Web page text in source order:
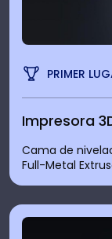
PRIMER
Impresora
Cama de
Full-Metal